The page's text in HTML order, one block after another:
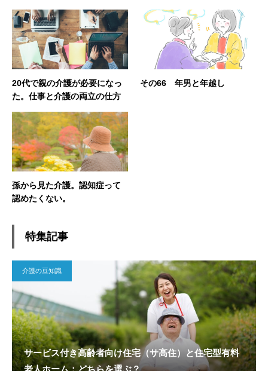
20代で親の介護が必要になっ
た。仕事と介護の両立の仕方
その66 年男と年越し
孫から見た介護。認知症って
認めたくない。
特集記事
介護の豆知識
サービス付き高齢者向け住宅（サ高住）と住宅型有料
老人ホーム：どちらを選ぶ？